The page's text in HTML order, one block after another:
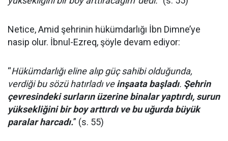
Netice, Amid şehrinin hükümdarlığı İbn Dimne’ye
nasip olur. İbnul-Ezreq, şöyle devam ediyor:
“Hükümdarlığı eline alıp güç sahibi olduğunda,
verdiği bu sözü hatırladı veinşaata başladı. Şehrin
çevresindeki surların üzerine binalar yaptırdı, surun
yüksekliğini bir boy arttırdı ve bu uğurda büyük
paralar harcadı.” (s. 55)